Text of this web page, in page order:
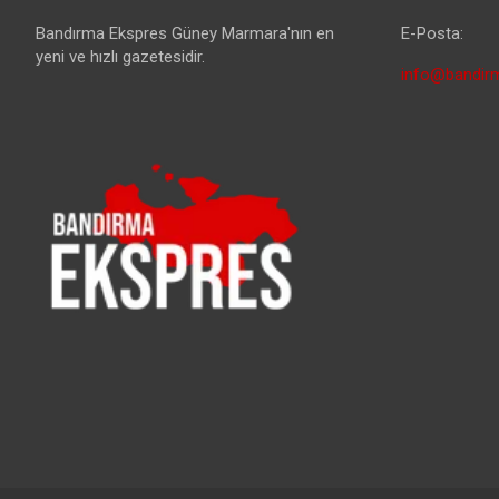
Bandırma Ekspres Güney Marmara'nın en
yeni ve hızlı gazetesidir.
E-Posta: